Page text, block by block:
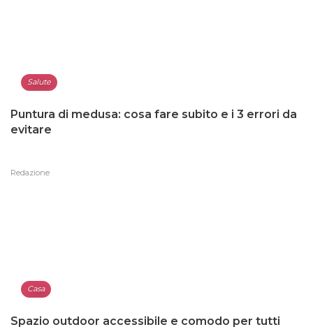
Salute
Puntura di medusa: cosa fare subito e i 3 errori da
evitare
Redazione
Casa
Spazio outdoor accessibile e comodo per tutti